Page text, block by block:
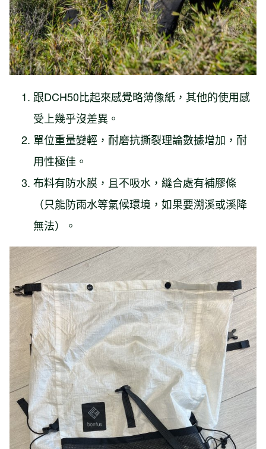
跟DCH50比起來感覺略薄像紙，其他的使用感
受上幾乎沒差異。
單位重量變輕，耐磨抗撕裂理論數據增加，耐
用性極佳。
布料有防水膜，且不吸水，縫合處有補膠條
（只能防雨水等氣候環境，如果要溯溪或溪降
無法）。